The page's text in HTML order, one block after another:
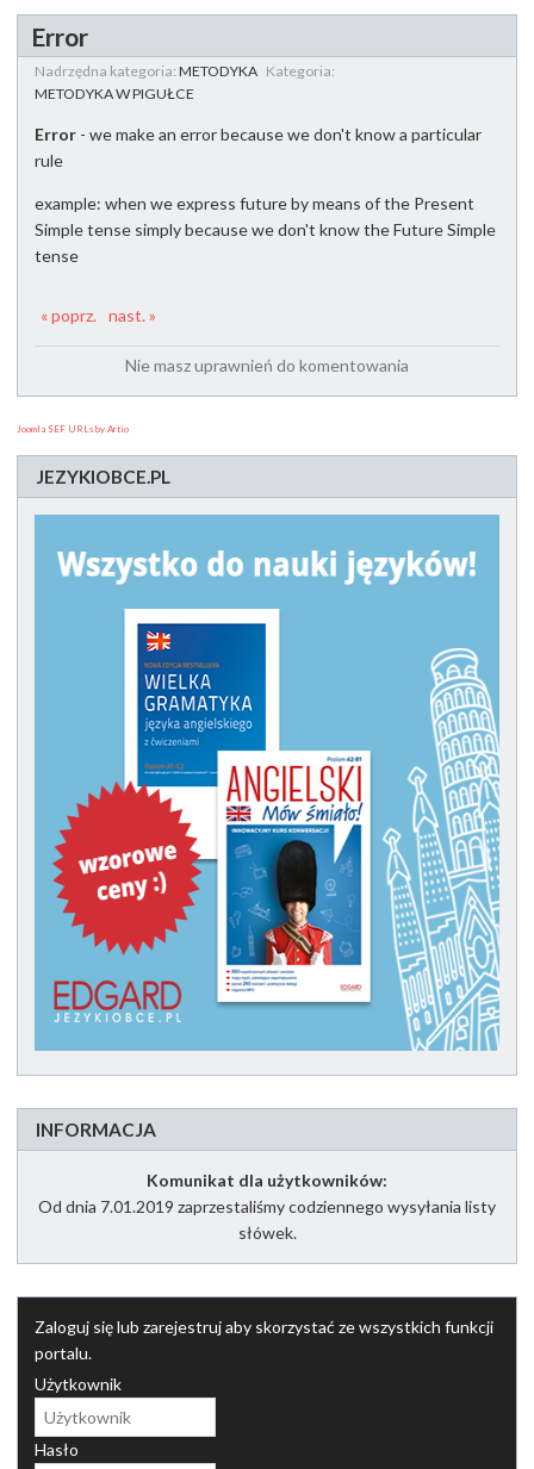
Error
Nadrzędna kategoria: METODYKA Kategoria:
METODYKA W PIGUŁCE
Error - we make an error because we don't know a particular
rule
example: when we express future by means of the Present
Simple tense simply because we don't know the Future Simple
tense
« poprz. nast. »
Nie masz uprawnień do komentowania
Joomla SEF URLs by Artio
JEZYKIOBCE.PL
INFORMACJA
Komunikat dla użytkowników:
Od dnia 7.01.2019 zaprzestaliśmy codziennego wysyłania listy
słówek.
Zaloguj się lub zarejestruj aby skorzystać ze wszystkich funkcji
portalu.
Użytkownik
Hasło